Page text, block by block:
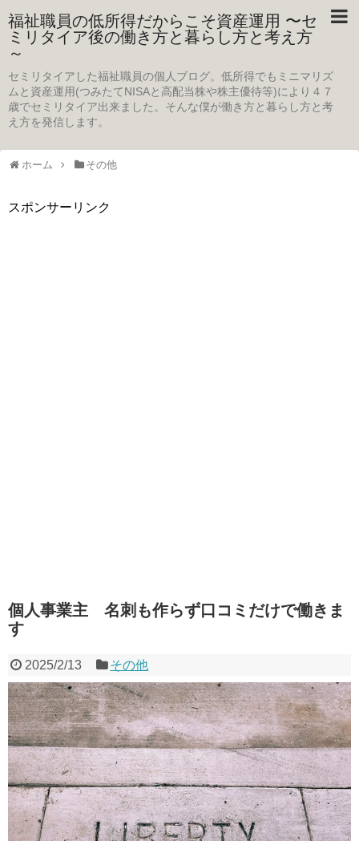
福祉職員の低所得だからこそ資産運用 〜セ
ミリタイア後の働き方と暮らし方と考え方
～
セミリタイアした福祉職員の個人ブログ。低所得でもミニマリズ
ムと資産運用(つみたてNISAと高配当株や株主優待等)により４７
歳でセミリタイア出来ました。そんな僕が働き方と暮らし方と考
え方を発信します。
ホーム その他
スポンサーリンク
個人事業主 名刺も作らず口コミだけで働きま
す
2025/2/13 その他